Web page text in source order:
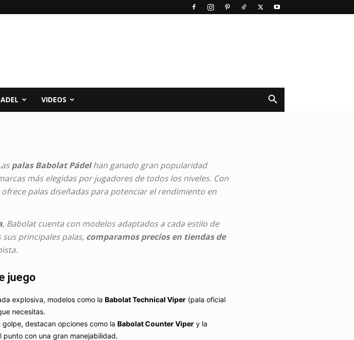
VIDEOS
palas Babolat Pádelhan ganado gran popularidad
más elegidas por jugadores de todos los niveles. Con
palas diseñadas para potenciar el rendimiento en
, Babolat cuenta con modelos adaptados a cada estilo de
principales palas, comparamos precios en tiendas de
juego
explosiva, modelos como la Babolat Technical Viper(pala oficial
necesitas.
destacan opciones como la Babolat Counter Vipery la
punto con una gran manejabilidad.